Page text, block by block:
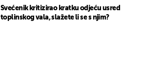
Svećenik kritizirao kratku odjeću usred
toplinskog vala, slažete li se s njim?